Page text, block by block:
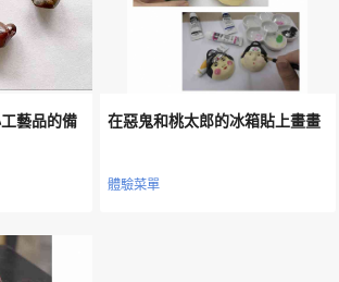
藝品的備
在惡鬼和桃太郎的冰箱貼上畫畫
體驗菜單